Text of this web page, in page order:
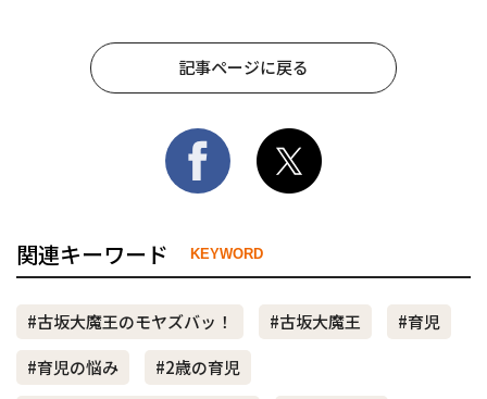
記事ページに戻る
関連キーワード KEYWORD
#古坂大魔王のモヤズバッ！ #古坂大魔王
#育児
#育児の悩み
#2歳の育児